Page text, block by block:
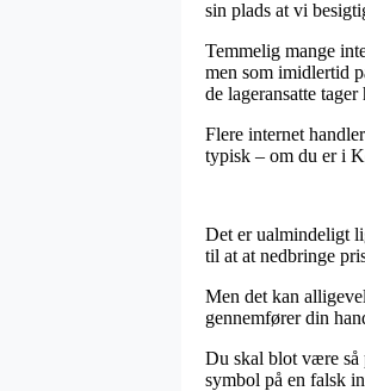
sin plads at vi
Temmelig mange
men som imidlertid
de lageransatte tager
Flere internet
typisk – om du er i
Det er ualmindeligt
til at at nedbringe
Men det kan
gennemfører din
Du skal blot være så
symbol på en falsk